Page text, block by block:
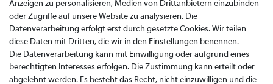
Anzeigen zu personalisieren, Medien von Drittanbietern einzubinden
oder Zugriffe auf unsere Website zu analysieren. Die
Datenverarbeitung erfolgt erst durch gesetzte Cookies. Wir teilen
diese Daten mit Dritten, die wir in den Einstellungen benennen.
Die Datenverarbeitung kann mit Einwilligung oder aufgrund eines
berechtigten Interesses erfolgen. Die Zustimmung kann erteilt oder
abgelehnt werden. Es besteht das Recht, nicht einzuwilligen und die